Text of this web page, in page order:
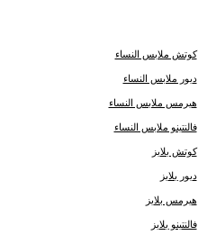
كوتش ملابس النساء
ديور ملابس النساء
هيرمس ملابس النساء
فالنتينو ملابس النساء
كوتش بلايز
ديور بلايز
هيرمس بلايز
فالنتينو بلايز